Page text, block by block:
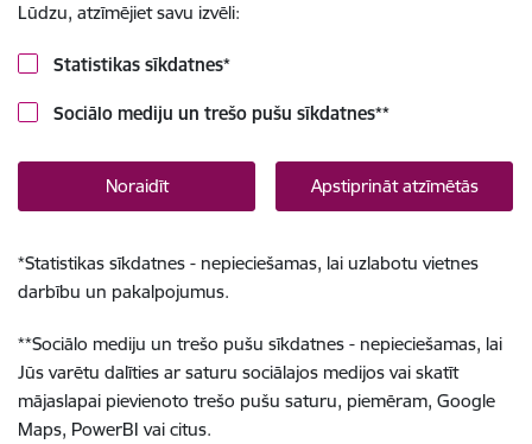
Lūdzu, atzīmējiet savu izvēli:
Statistikas sīkdatnes*
Sociālo mediju un trešo pušu sīkdatnes**
Noraidīt Apstiprināt atzīmētās
*Statistikas sīkdatnes - nepieciešamas, lai uzlabotu vietnes
darbību un pakalpojumus.
**Sociālo mediju un trešo pušu sīkdatnes - nepieciešamas, lai
Jūs varētu dalīties ar saturu sociālajos medijos vai skatīt
mājaslapai pievienoto trešo pušu saturu, piemēram, Google
Maps, PowerBI vai citus.